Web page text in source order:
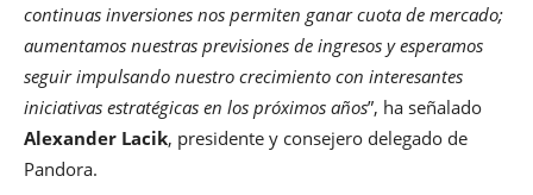
continuas inversiones nos permiten ganar cuota de mercado;
aumentamos nuestras previsiones de ingresos y esperamos
seguir impulsando nuestro crecimiento con interesantes
iniciativas estratégicas en los próximos años”, ha señalado
Alexander Lacik, presidente y consejero delegado de
Pandora.